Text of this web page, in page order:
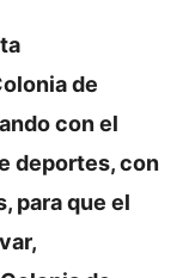
de
con el
deportes, con
para que el